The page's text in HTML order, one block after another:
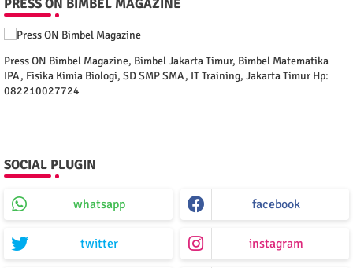
PRESS ON BIMBEL MAGAZINE
Press ON Bimbel Magazine, Bimbel Jakarta Timur, Bimbel Matematika
IPA, Fisika Kimia Biologi, SD SMP SMA, IT Training, Jakarta Timur Hp:
082210027724
SOCIAL PLUGIN
whatsapp facebook
twitter instagram